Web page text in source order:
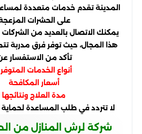
المدينة تقدم خدمات متعددة
على الحشرات
يمكنك الاتصال بالعديد من
هذا المجال، حيث توفر فرق مدربة
تأكد من الاستفسار
أنواع الخدمات
أسعار المكافحة
مدة العلاج ونتائجها
لا تتردد في طلب المساعدة
شركة لرش المنازل من